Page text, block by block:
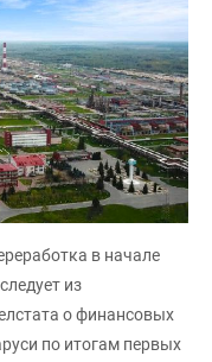
в начале
из
о финансовых
по итогам первых